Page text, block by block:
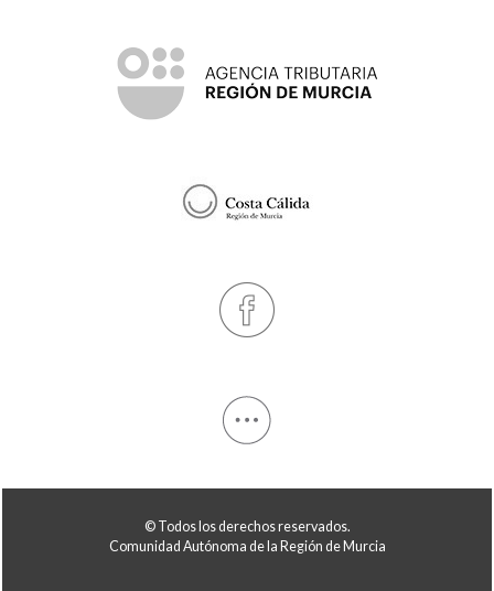
© Todos los derechos reservados.
Comunidad Autónoma de la Región de Murcia